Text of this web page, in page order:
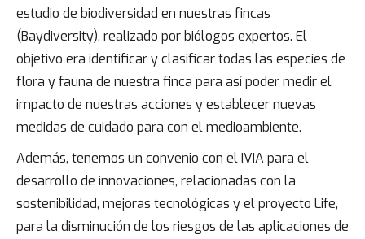
estudio de biodiversidad en nuestras fincas
(Baydiversity), realizado por biólogos expertos. El
objetivo era identificar y clasificar todas las especies de
flora y fauna de nuestra finca para así poder medir el
impacto de nuestras acciones y establecer nuevas
medidas de cuidado para con el medioambiente.
Además, tenemos un convenio con el IVIA para el
desarrollo de innovaciones, relacionadas con la
sostenibilidad, mejoras tecnológicas y el proyecto Life,
para la disminución de los riesgos de las aplicaciones de